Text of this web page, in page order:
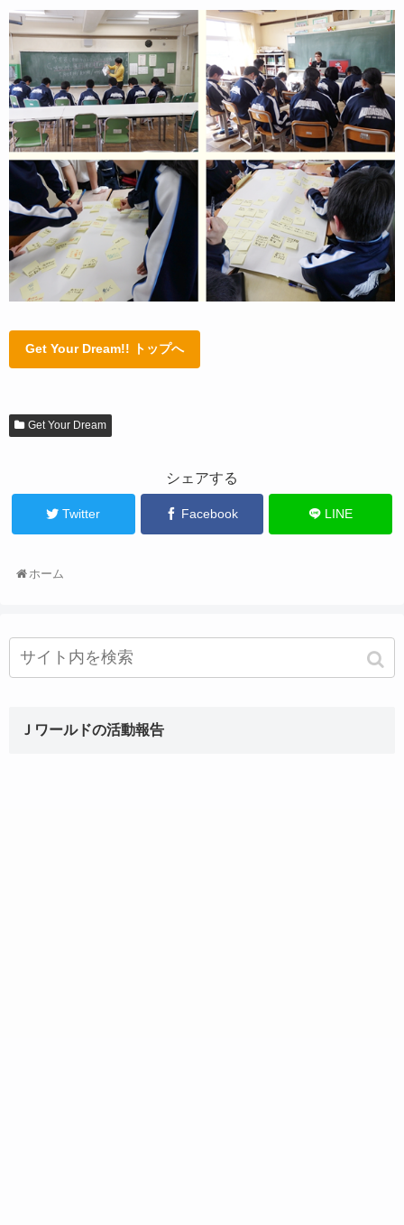
Get Your Dream!! トップへ
Get Your Dream
シェアする
Twitter Facebook LINE
ホーム
Ｊワールドの活動報告